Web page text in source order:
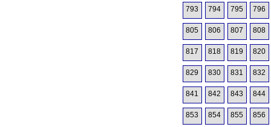
793 794 795 796
805 806 807 808
817 818 819 820
829 830 831 832
841 842 843 844
853 854 855 856